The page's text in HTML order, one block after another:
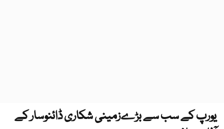
یورپ کے سب سے بڑےزمینی شکاری ڈائنوسار کے